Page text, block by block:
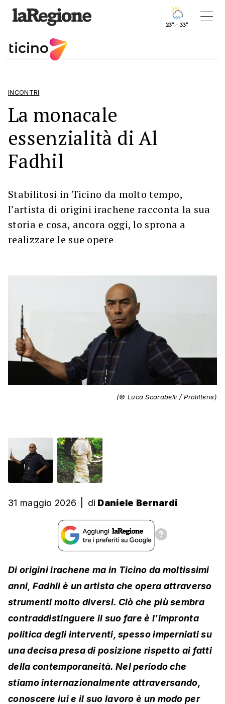
23° - 33°
INCONTRI
La monacale
essenzialità di Al
Fadhil
Stabilitosi in Ticino da molto tempo,
l’artista di origini irachene racconta la sua
storia e cosa, ancora oggi, lo sprona a
realizzare le sue opere
(© Luca Scarabelli / Prolitteris)
31 maggio 2026 di Daniele Bernardi
Di origini irachene ma in Ticino da moltissimi
anni, Fadhil è un artista che opera attraverso
strumenti molto diversi. Ciò che più sembra
contraddistinguere il suo fare è l’impronta
politica degli interventi, spesso imperniati su
una decisa presa di posizione rispetto ai fatti
della contemporaneità. Nel periodo che
stiamo internazionalmente attraversando,
conoscere lui e il suo lavoro è un modo per